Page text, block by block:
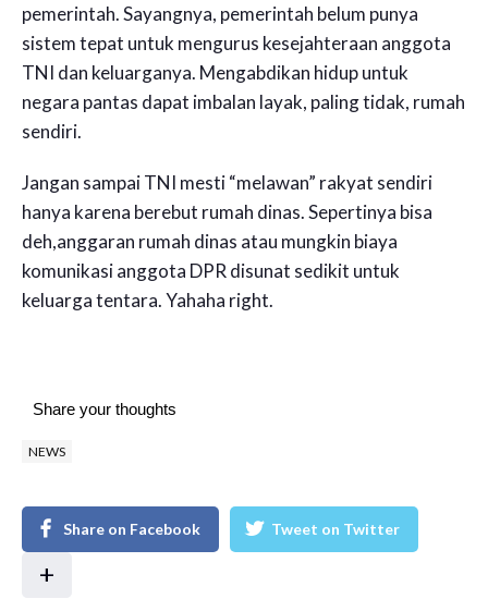
pemerintah. Sayangnya, pemerintah belum punya
sistem tepat untuk mengurus kesejahteraan anggota
TNI dan keluarganya. Mengabdikan hidup untuk
negara pantas dapat imbalan layak, paling tidak, rumah
sendiri.
Jangan sampai TNI mesti “melawan” rakyat sendiri
hanya karena berebut rumah dinas. Sepertinya bisa
deh,anggaran rumah dinas atau mungkin biaya
komunikasi anggota DPR disunat sedikit untuk
keluarga tentara. Yahaha right.
Share your thoughts
NEWS
Share on Facebook Tweet on Twitter
+